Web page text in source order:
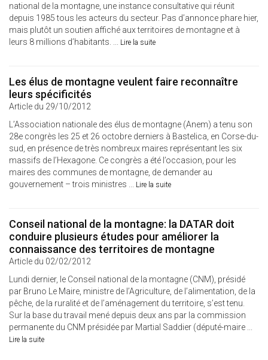
national de la montagne, une instance consultative qui réunit
depuis 1985 tous les acteurs du secteur. Pas d’annonce phare hier,
mais plutôt un soutien affiché aux territoires de montagne et à
leurs 8 millions d’habitants. ... Lire la suite
Les élus de montagne veulent faire reconnaître
leurs spécificités
Article du 29/10/2012
L’Association nationale des élus de montagne (Anem) a tenu son
28e congrès les 25 et 26 octobre derniers à Bastelica, en Corse-du-
sud, en présence de très nombreux maires représentant les six
massifs de l’Hexagone. Ce congrès a été l’occasion, pour les
maires des communes de montagne, de demander au
gouvernement – trois ministres ... Lire la suite
Conseil national de la montagne: la DATAR doit
conduire plusieurs études pour améliorer la
connaissance des territoires de montagne
Article du 02/02/2012
Lundi dernier, le Conseil national de la montagne (CNM), présidé
par Bruno Le Maire, ministre de l’Agriculture, de l’alimentation, de la
pêche, de la ruralité et de l’aménagement du territoire, s’est tenu.
Sur la base du travail mené depuis deux ans par la commission
permanente du CNM présidée par Martial Saddier (député-maire ...
Lire la suite